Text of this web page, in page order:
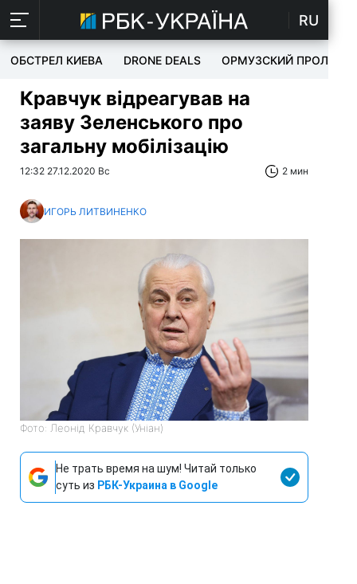
RU
ОБСТРЕЛ КИЕВА DRONE DEALS ОРМУЗСКИЙ ПРОЛИВ
Кравчук відреагував на
заяву Зеленського про
загальну мобілізацію
12:32 27.12.2020 Вс 2 мин
ИГОРЬ ЛИТВИНЕНКО
Фото: Леонід Кравчук (Уніан)
Не трать время на шум! Читай только
суть из РБК-Украина в Google